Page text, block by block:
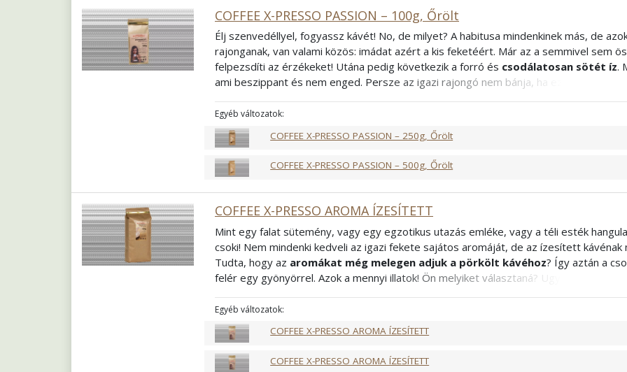
COFFEE X-PRESSO PASSION – 100g, Őrölt
Élj szenvedéllyel, fogyassz kávét! No, de milyet? A habitusa mindenkinek más, de
rajonganak, van valami közös: imádat azért a kis feketéért. Már az a semmivel sem
felpezsdíti az érzékeket! Utána pedig következik a forró és csodálatosan sötét íz.
ami beszippant és nem enged. Persze az igazi rajongó nem bánja, ha ez a varázslat
Passiont, amely az
Összetétel
Pörkölés
Őrlés
Szemes
Egyéb változatok:
COFFEE X-PRESSO PASSION – 250g, Őrölt
COFFEE X-PRESSO PASSION – 500g, Őrölt
COFFEE X-PRESSO AROMA ÍZESÍTETT
Mint egy falat sütemény, vagy egy egzotikus utazás emléke, vagy a téli esték
csoki! Nem mindenki kedveli az igazi fekete sajátos aromáját, de az ízesített kávénak
Tudta, hogy az aromákat még melegen adjuk a pörkölt kávéhoz? Így aztán a
felér egy gyönyörrel. Azok a mennyi illatok! Ön melyiket választaná? Ugye, hogy nem
tejalapú italok elkészítéséhez, tejes kávékhoz ajánljuk
fogyaszthatja. Egy ilyen kávé után - higgye el - még a kedve is jobb lesz!
Pörkölés
Közép francia
Őrlés
Szemes
Egyéb változatok:
COFFEE X-PRESSO AROMA ÍZESÍTETT
COFFEE X-PRESSO AROMA ÍZESÍTETT